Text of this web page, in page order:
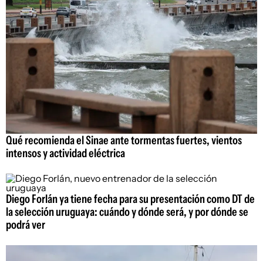
Qué recomienda el Sinae ante tormentas fuertes, vientos
intensos y actividad eléctrica
Diego Forlán ya tiene fecha para su presentación como DT de
la selección uruguaya: cuándo y dónde será, y por dónde se
podrá ver